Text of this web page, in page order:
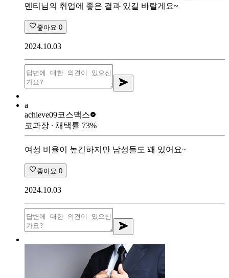
멘티님의 취업에 좋은 결과 있길 바랄게요~
좋아요 0
2024.10.03
a
achieve09코스맥스
코과장 ∙ 채택률 73%
여성 비율이 높긴하지만 남성들도 꽤 있어요~
좋아요 0
2024.10.03